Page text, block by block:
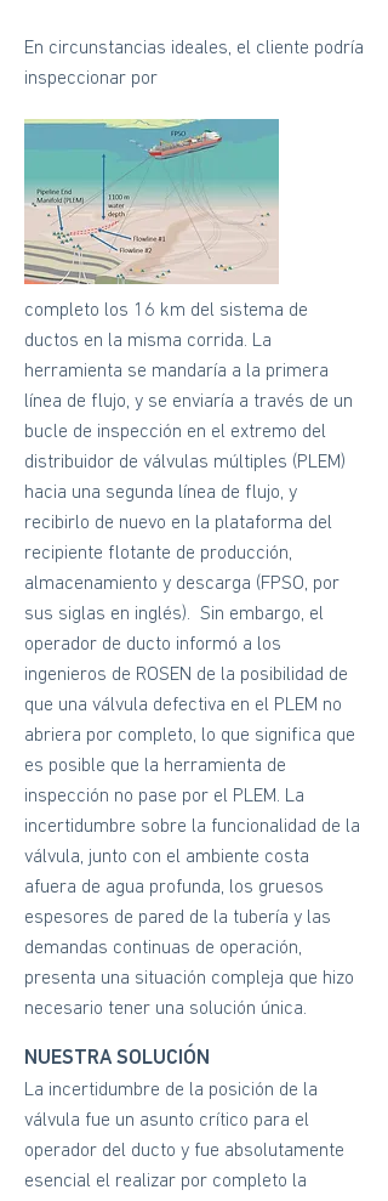
En circunstancias ideales, el cliente podría
inspeccionar por
completo los 16 km del sistema de
ductos en la misma corrida. La
herramienta se mandaría a la primera
línea de flujo, y se enviaría a través de un
bucle de inspección en el extremo del
distribuidor de válvulas múltiples (PLEM)
hacia una segunda línea de flujo, y
recibirlo de nuevo en la plataforma del
recipiente flotante de producción,
almacenamiento y descarga (FPSO, por
sus siglas en inglés). Sin embargo, el
operador de ducto informó a los
ingenieros de ROSEN de la posibilidad de
que una válvula defectiva en el PLEM no
abriera por completo, lo que significa que
es posible que la herramienta de
inspección no pase por el PLEM. La
incertidumbre sobre la funcionalidad de la
válvula, junto con el ambiente costa
afuera de agua profunda, los gruesos
espesores de pared de la tubería y las
demandas continuas de operación,
presenta una situación compleja que hizo
necesario tener una solución única.
NUESTRA SOLUCIÓN
La incertidumbre de la posición de la
válvula fue un asunto crítico para el
operador del ducto y fue absolutamente
esencial el realizar por completo la